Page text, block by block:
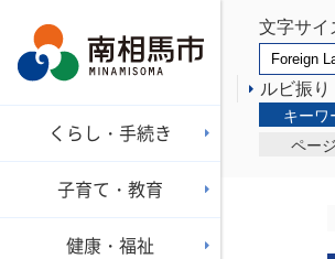
文字サイ
ルビ振り
キーワ
ペー
くらし・手続き
子育て・教育
健康・福祉